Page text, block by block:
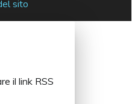
sito
il link RSS